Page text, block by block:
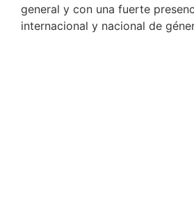
general y con una fuerte
internacional y nacional de